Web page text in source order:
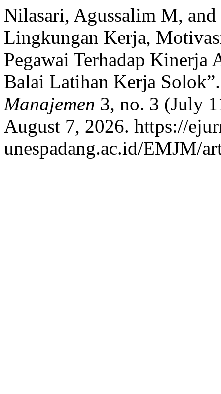
Nilasari, Agussalim M,
Lingkungan Kerja,
Pegawai Terhadap
Balai Latihan Kerja
Manajemen 3, no. 3 (July
August 7, 2026. https://
unespadang.ac.id/EMJM/